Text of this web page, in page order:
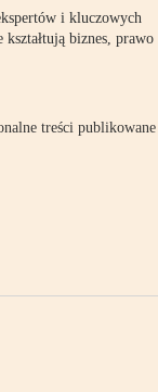
i kluczowych
biznes, prawo
treści publikowane